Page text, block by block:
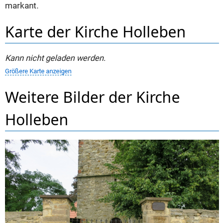
markant.
Karte der Kirche Holleben
Kann nicht geladen werden.
Größere Karte anzeigen
Weitere Bilder der Kirche
Holleben